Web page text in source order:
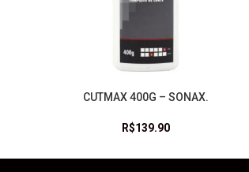
ADICIONAR AO CARRINHO
CUTMAX 400G – SONAX.
R$139.90